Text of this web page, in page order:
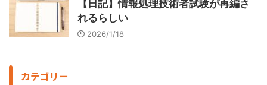
【日記】情報処理技術者試験が再編さ
れるらしい
2026/1/18
カテゴリー